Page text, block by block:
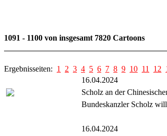
1091 - 1100 von insgesamt 7820 Cartoons
Ergebnisseiten: 1 2 3 4 5 6 7 8 9 10 11 12
16.04.2024
Scholz an der
Bundeskanzler Scholz
16.04.2024